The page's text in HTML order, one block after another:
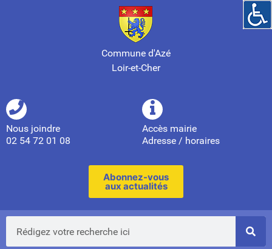
Commune d'Azé
Loir-et-Cher
Nous joindre
02 54 72 01 08
Accès mairie
Adresse / horaires
Abonnez-vous
aux actualités